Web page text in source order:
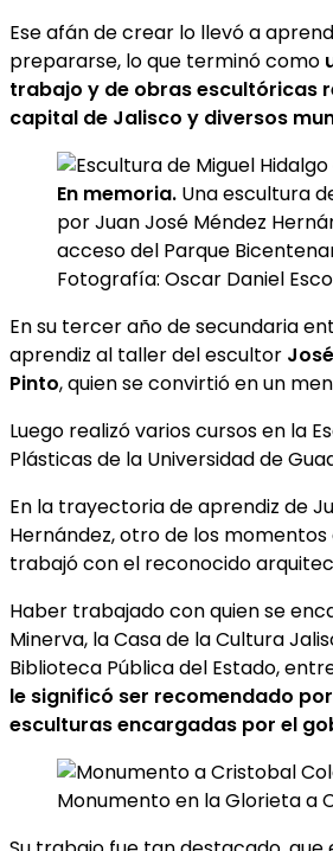
Ese afán de crear lo llevó a
prepararse, lo que terminó como
trabajo y de obras escultóricas
capital de Jalisco y diversos
En memoria. Una escultura
por Juan José Méndez
acceso del Parque
Fotografía: Oscar Daniel
En su tercer año de secundaria
aprendiz al taller del escultor
Pinto, quien se convirtió en un
Luego realizó varios cursos en la
Plásticas de la Universidad de
En la trayectoria de aprendiz de
Hernández, otro de los
trabajó con el reconocido
Haber trabajado con quien se
Minerva, la Casa de la Cultura
Biblioteca Pública del Estado,
le significó ser recomendado
esculturas encargadas por el
Monumento en la Glorieta a